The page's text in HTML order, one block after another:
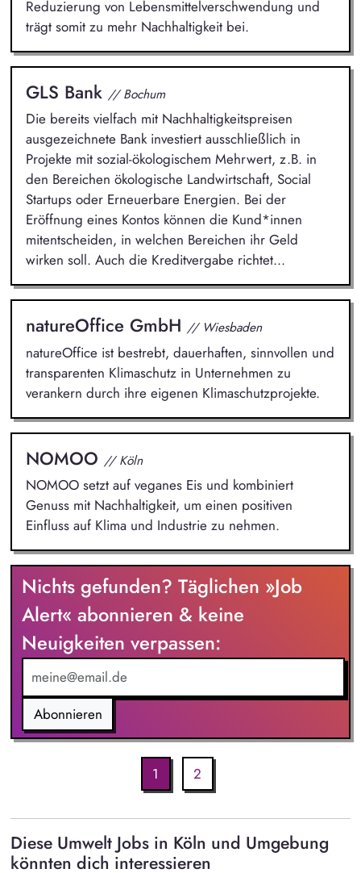
Reduzierung von Lebensmittelverschwendung und
trägt somit zu mehr Nachhaltigkeit bei.
GLS Bank // Bochum
Die bereits vielfach mit Nachhaltigkeitspreisen
ausgezeichnete Bank investiert ausschließlich in
Projekte mit sozial-ökologischem Mehrwert, z.B. in
den Bereichen ökologische Landwirtschaft, Social
Startups oder Erneuerbare Energien. Bei der
Eröffnung eines Kontos können die Kund*innen
mitentscheiden, in welchen Bereichen ihr Geld
wirken soll. Auch die Kreditvergabe richtet...
natureOffice GmbH // Wiesbaden
natureOffice ist bestrebt, dauerhaften, sinnvollen und
transparenten Klimaschutz in Unternehmen zu
verankern durch ihre eigenen Klimaschutzprojekte.
NOMOO // Köln
NOMOO setzt auf veganes Eis und kombiniert
Genuss mit Nachhaltigkeit, um einen positiven
Einfluss auf Klima und Industrie zu nehmen.
Nichts gefunden? Täglichen »Job
Alert« abonnieren & keine
Neuigkeiten verpassen:
Abonnieren
1 2
Diese Umwelt Jobs in Köln und Umgebung
könnten dich interessieren